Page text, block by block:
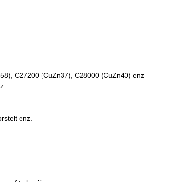
C27200 (CuZn37), C28000 (CuZn40) enz.
enz.